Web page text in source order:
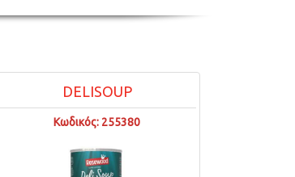
DELISOUP
Κωδικός: 255380